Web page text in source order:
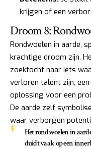
krijgen of een
Droom 8:
Rondwoelen in aarde,
krachtige droom zijn.
zoektocht naar iets
verloren talent zijn,
oplossing voor een
De aarde zelf
waar verborgen
Het rondwoelen in
duidt vaak op een